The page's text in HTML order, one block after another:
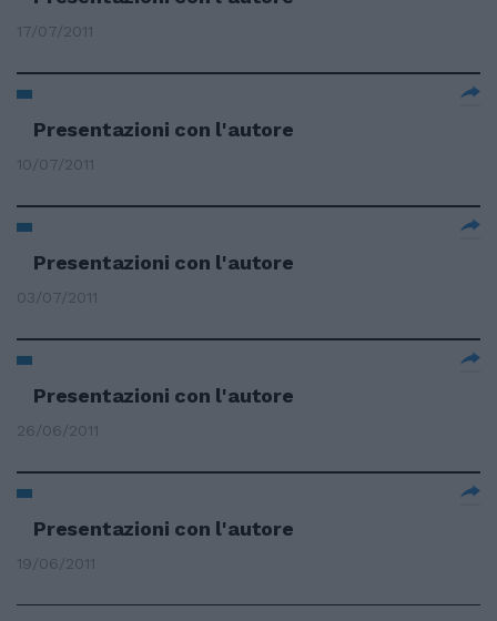
17/07/2011
Presentazioni con l'autore
10/07/2011
Presentazioni con l'autore
03/07/2011
Presentazioni con l'autore
26/06/2011
Presentazioni con l'autore
19/06/2011